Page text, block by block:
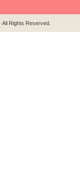
Rights Reserved.